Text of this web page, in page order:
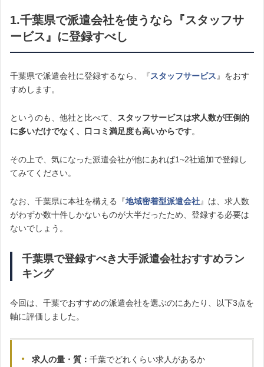
1.千葉県で派遣会社を使うなら『スタッフサ
ービス』に登録すべし
千葉県で派遣会社に登録するなら、『スタッフサービス 』をおす
すめします。
というのも、他社と比べて、
スタッフサービスは求人数が圧倒的
に多いだけでなく、口コミ満足度も高いからです。
その上で、気になった派遣会社が他にあれば1~2社追加で登録し
てみてください。
なお、千葉県に本社を構える『地域密着型派遣会社』は、求人数
がわずか数十件しかないものが大半だったため、登録する必要は
ないでしょう。
千葉県で登録すべき大手派遣会社おすすめラン
キング
今回は、千葉でおすすめの派遣会社を選ぶのにあたり、以下3点を
軸に評価しました。
求人の量・質： 千葉でどれくらい求人があるか